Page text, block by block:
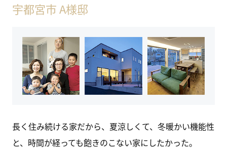
宇都宮市 A様邸
長く住み続ける家だから、夏涼しくて、冬暖かい機能性
と、時間が経っても飽きのこない家にしたかった。